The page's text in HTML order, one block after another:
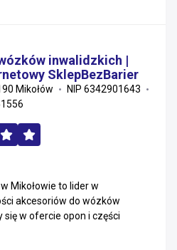
inwalidzkich |
SklepBezBarier
Mikołów
NIP 6342901643
Mikołowie to lider w
akcesoriów do wózków
w ofercie opon i części